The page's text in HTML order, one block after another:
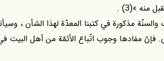
منه »(3) .
والسنّة مذكورة في كتبنا المعدّة لهذا الشأن ،
فإنّ مفادها وجوب اتّباع الأئمّة من أهل البيت